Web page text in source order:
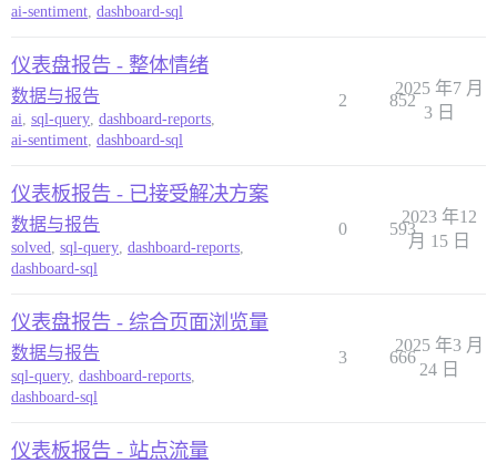
ai-sentiment, dashboard-sql
仪表盘报告 - 整体情绪
数据与报告
ai, sql-query, dashboard-reports,
ai-sentiment, dashboard-sql
2 852
2025 年7 月
3 日
仪表板报告 - 已接受解决方案
数据与报告
solved, sql-query, dashboard-reports,
dashboard-sql
0 593
2023 年12
月 15 日
仪表盘报告 - 综合页面浏览量
数据与报告
sql-query, dashboard-reports,
dashboard-sql
3 666
2025 年3 月
24 日
仪表板报告 - 站点流量